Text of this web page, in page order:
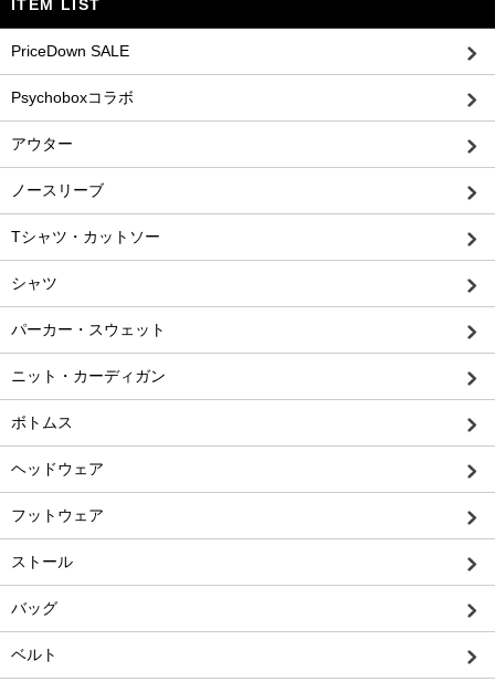
ITEM LIST
PriceDown SALE
Psychoboxコラボ
アウター
ノースリーブ
Tシャツ・カットソー
シャツ
パーカー・スウェット
ニット・カーディガン
ボトムス
ヘッドウェア
フットウェア
ストール
バッグ
ベルト